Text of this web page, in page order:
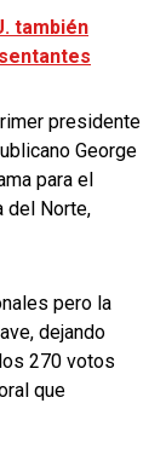
también
presidente
George
para el
del Norte,
pero la
dejando
270 votos
que